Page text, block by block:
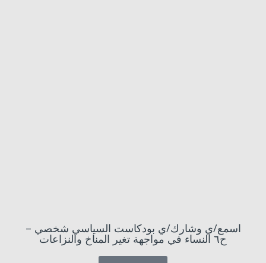
اسمع/ي وشارك/ي بودكاست السياسي شخصي –
ح٦ النساء في مواجهة تغير المناخ والنزاعات